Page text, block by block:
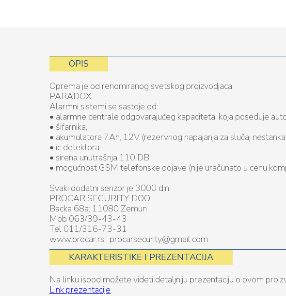
OPIS
Oprema je od renomiranog svetskog proizvodjaca
PARADOX
Alarmni sistemi se sastoje od:
• alarmne centrale odgovarajućeg kapaciteta, koja poseduje
• šifarnika,
• akumulatora 7Ah, 12V (rezervnog napajanja za slučaj
• ic detektora,
• sirena unutrašnja 110 DB,
• mogućnost GSM telefonske dojave (nije uračunato u cenu
Svaki dodatni senzor je 3000 din.
PROCAR SECURITY DOO
Backa 68a; 11080 Zemun
Mob 063/39-43-43
Tel 011/316-73-31
www.procar.rs ; procarsecurity@gmail.com
KARAKTERISTIKE I PREZENTACIJA
Na linku ispod možete videti detaljniju prezentaciju o ovom
Link prezentacije